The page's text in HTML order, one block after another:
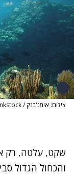
צילום: אימג'בנק / Thinkstock
שקט, עלטה, רק
והכחול הגדול